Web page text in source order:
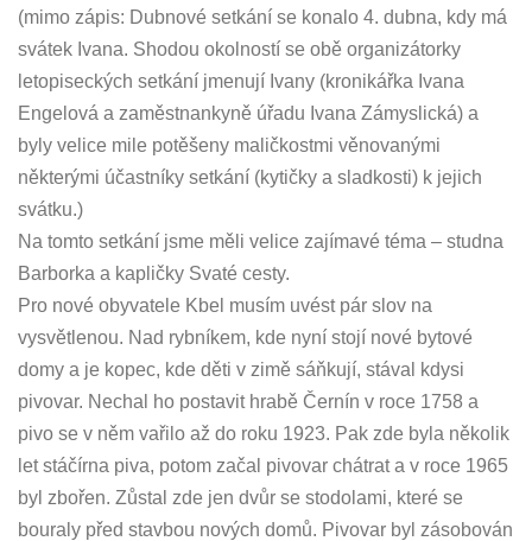
(mimo zápis: Dubnové setkání se konalo 4. dubna, kdy má
svátek Ivana. Shodou okolností se obě organizátorky
letopiseckých setkání jmenují Ivany (kronikářka Ivana
Engelová a zaměstnankyně úřadu Ivana Zámyslická) a
byly velice mile potěšeny maličkostmi věnovanými
některými účastníky setkání (kytičky a sladkosti) k jejich
svátku.)
Na tomto setkání jsme měli velice zajímavé téma – studna
Barborka a kapličky Svaté cesty.
Pro nové obyvatele Kbel musím uvést pár slov na
vysvětlenou. Nad rybníkem, kde nyní stojí nové bytové
domy a je kopec, kde děti v zimě sáňkují, stával kdysi
pivovar. Nechal ho postavit hrabě Černín v roce 1758 a
pivo se v něm vařilo až do roku 1923. Pak zde byla několik
let stáčírna piva, potom začal pivovar chátrat a v roce 1965
byl zbořen. Zůstal zde jen dvůr se stodolami, které se
bouraly před stavbou nových domů. Pivovar byl zásobován